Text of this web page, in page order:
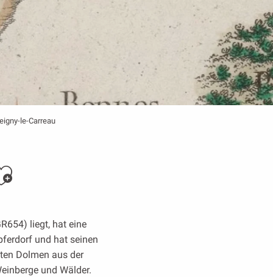
le-Carreau
aux favoris
liegt, hat eine
und hat seinen
Dolmen aus der
und Wälder.